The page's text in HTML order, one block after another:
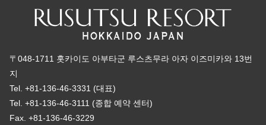
〒048-1711 홋카이도 아부타군 루스츠무라 아자 이즈미카와 13번
지
Tel. +81-136-46-3331 (대표)
Tel. +81-136-46-3111 (종합 예약 센터)
Fax. +81-136-46-3229